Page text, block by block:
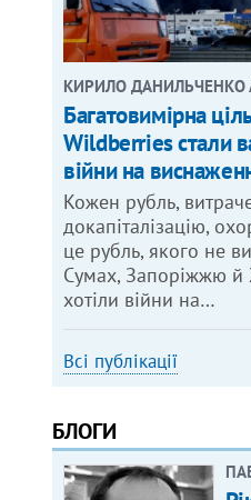
КИРИЛО ДАНИЛЬЧЕНКО
Багатовимірна
Wildberries стали
війни на
Кожен рубль,
докапіталізацію,
це рубль, якого не
Сумах, Запоріжжю й
хотіли війни на…
Всі публікації
БЛОГИ